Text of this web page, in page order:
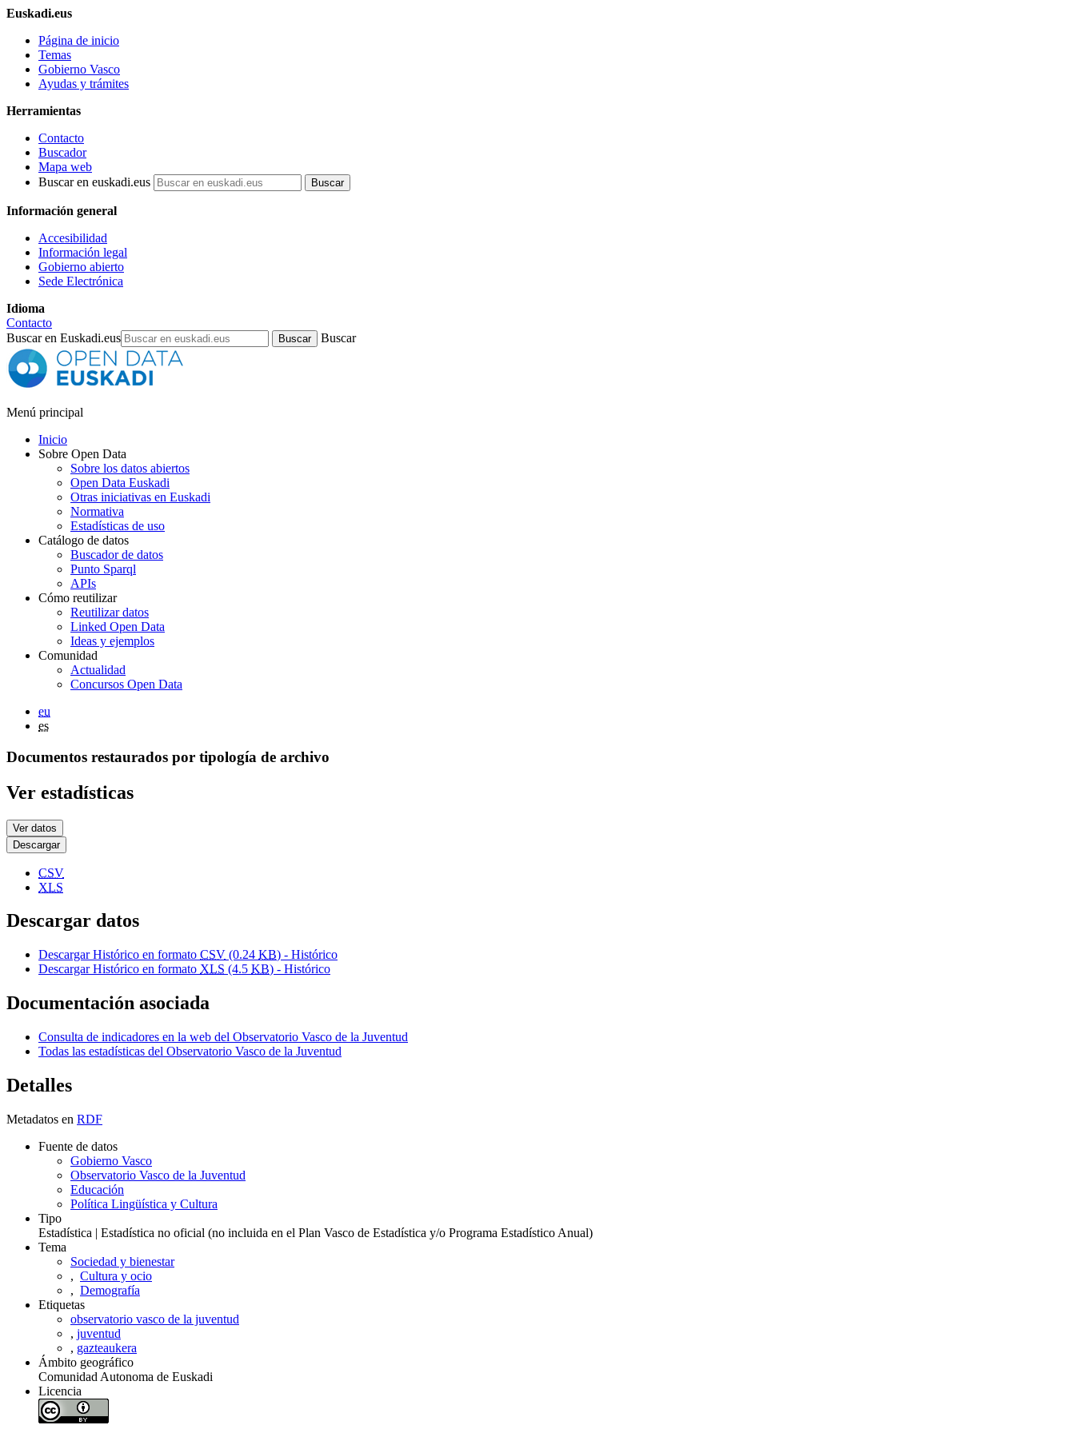
Euskadi.eus
Página de inicio
Temas
Gobierno Vasco
Ayudas y trámites
Herramientas
Contacto
Buscador
Mapa web
Buscar en euskadi.eus
Información general
Accesibilidad
Información legal
Gobierno abierto
Sede Electrónica
Idioma
Contacto
Buscar en Euskadi.eus
Buscar
Menú principal
Inicio
Sobre Open Data
Sobre los datos abiertos
Open Data Euskadi
Otras iniciativas en Euskadi
Normativa
Estadísticas de uso
Catálogo de datos
Buscador de datos
Punto Sparql
APIs
Cómo reutilizar
Reutilizar datos
Linked Open Data
Ideas y ejemplos
Comunidad
Actualidad
Concursos Open Data
eu
es
Documentos restaurados por tipología de archivo
Ver estadísticas
Ver datos
Descargar
CSV
XLS
Descargar datos
Descargar Histórico en formato CSV (0.24 KB) - Histórico
Descargar Histórico en formato XLS (4.5 KB) - Histórico
Documentación asociada
Consulta de indicadores en la web del Observatorio Vasco de la Juventud
Todas las estadísticas del Observatorio Vasco de la Juventud
Detalles
Metadatos en RDF
Fuente de datos
Gobierno Vasco
Observatorio Vasco de la Juventud
Educación
Política Lingüística y Cultura
Tipo
Estadística | Estadística no oficial (no incluida en el Plan Vasco de Estadística y/o Programa Estadístico Anual)
Tema
Sociedad y bienestar
, Cultura y ocio
, Demografía
Etiquetas
observatorio vasco de la juventud
, juventud
, gazteaukera
Ámbito geográfico
Comunidad Autonoma de Euskadi
Licencia